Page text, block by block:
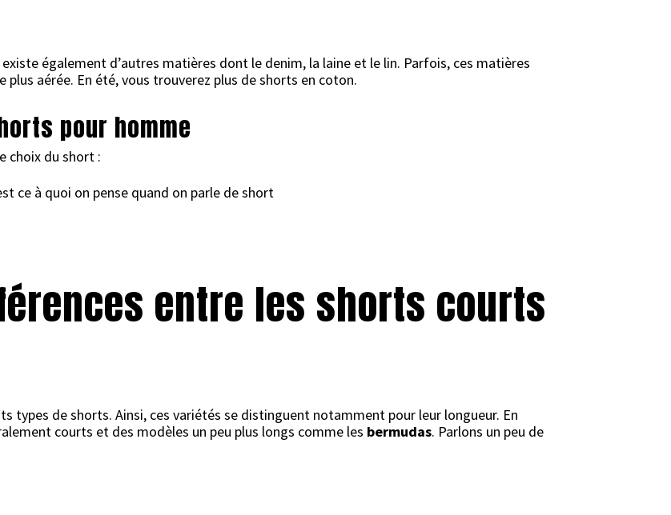
également d’autres matières dont le denim, la laine et le lin. Parfois, ces matières
aérée. En été, vous trouverez plus de shorts en coton.
pour homme
choix du short :
ce à quoi on pense quand on parle de short
entre les shorts courts
types de shorts. Ainsi, ces variétés se distinguent notamment pour leur longueur. En
courts et des modèles un peu plus longs comme les bermudas. Parlons un peu de